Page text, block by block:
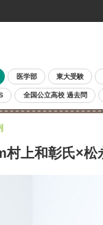
医学部 東大受験
全国公立高校 過去問
村上和彰氏×